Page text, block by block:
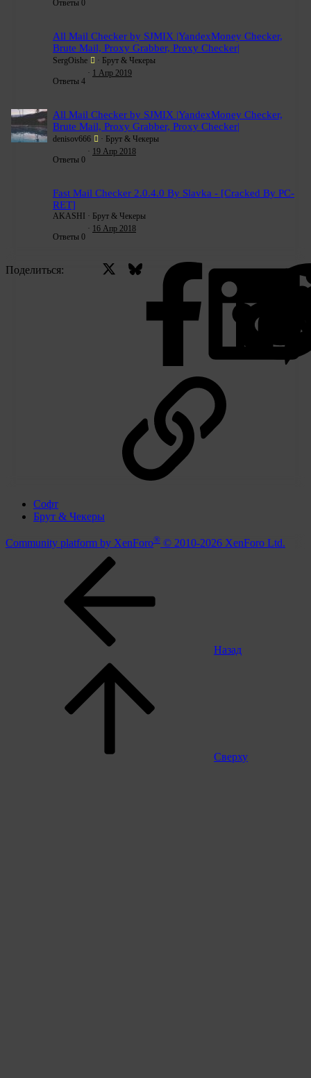
Ответы 0
All Mail Checker by SJMIX |YandexMoney Checker,
Brute Mail, Proxy Grabber, Proxy Checker|
SergOishe Брут & Чекеры
Ответы 4
1 Апр 2019
All Mail Checker by SJMIX |YandexMoney Checker,
Brute Mail, Proxy Grabber, Proxy Checker|
denisov666 Брут & Чекеры
Ответы 0
19 Апр 2018
Fast Mail Checker 2.0.4.0 By Slavka - [Cracked By PC-
RET]
AKASHI Брут & Чекеры
Ответы 0
16 Апр 2018
Поделиться: X (Twitter)Bluesky
Софт
Брут & Чекеры
Community platform by XenForo® © 2010-2026 XenForo Ltd.
Назад
Сверху